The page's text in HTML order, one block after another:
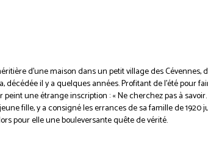
d’une maison dans un petit village des Cévennes,
il y a quelques années. Profitant de l’été pour
une étrange inscription : « Ne cherchez pas à savoir.
fille, y a consigné les errances de sa famille de 1920
pour elle une bouleversante quête de vérité.